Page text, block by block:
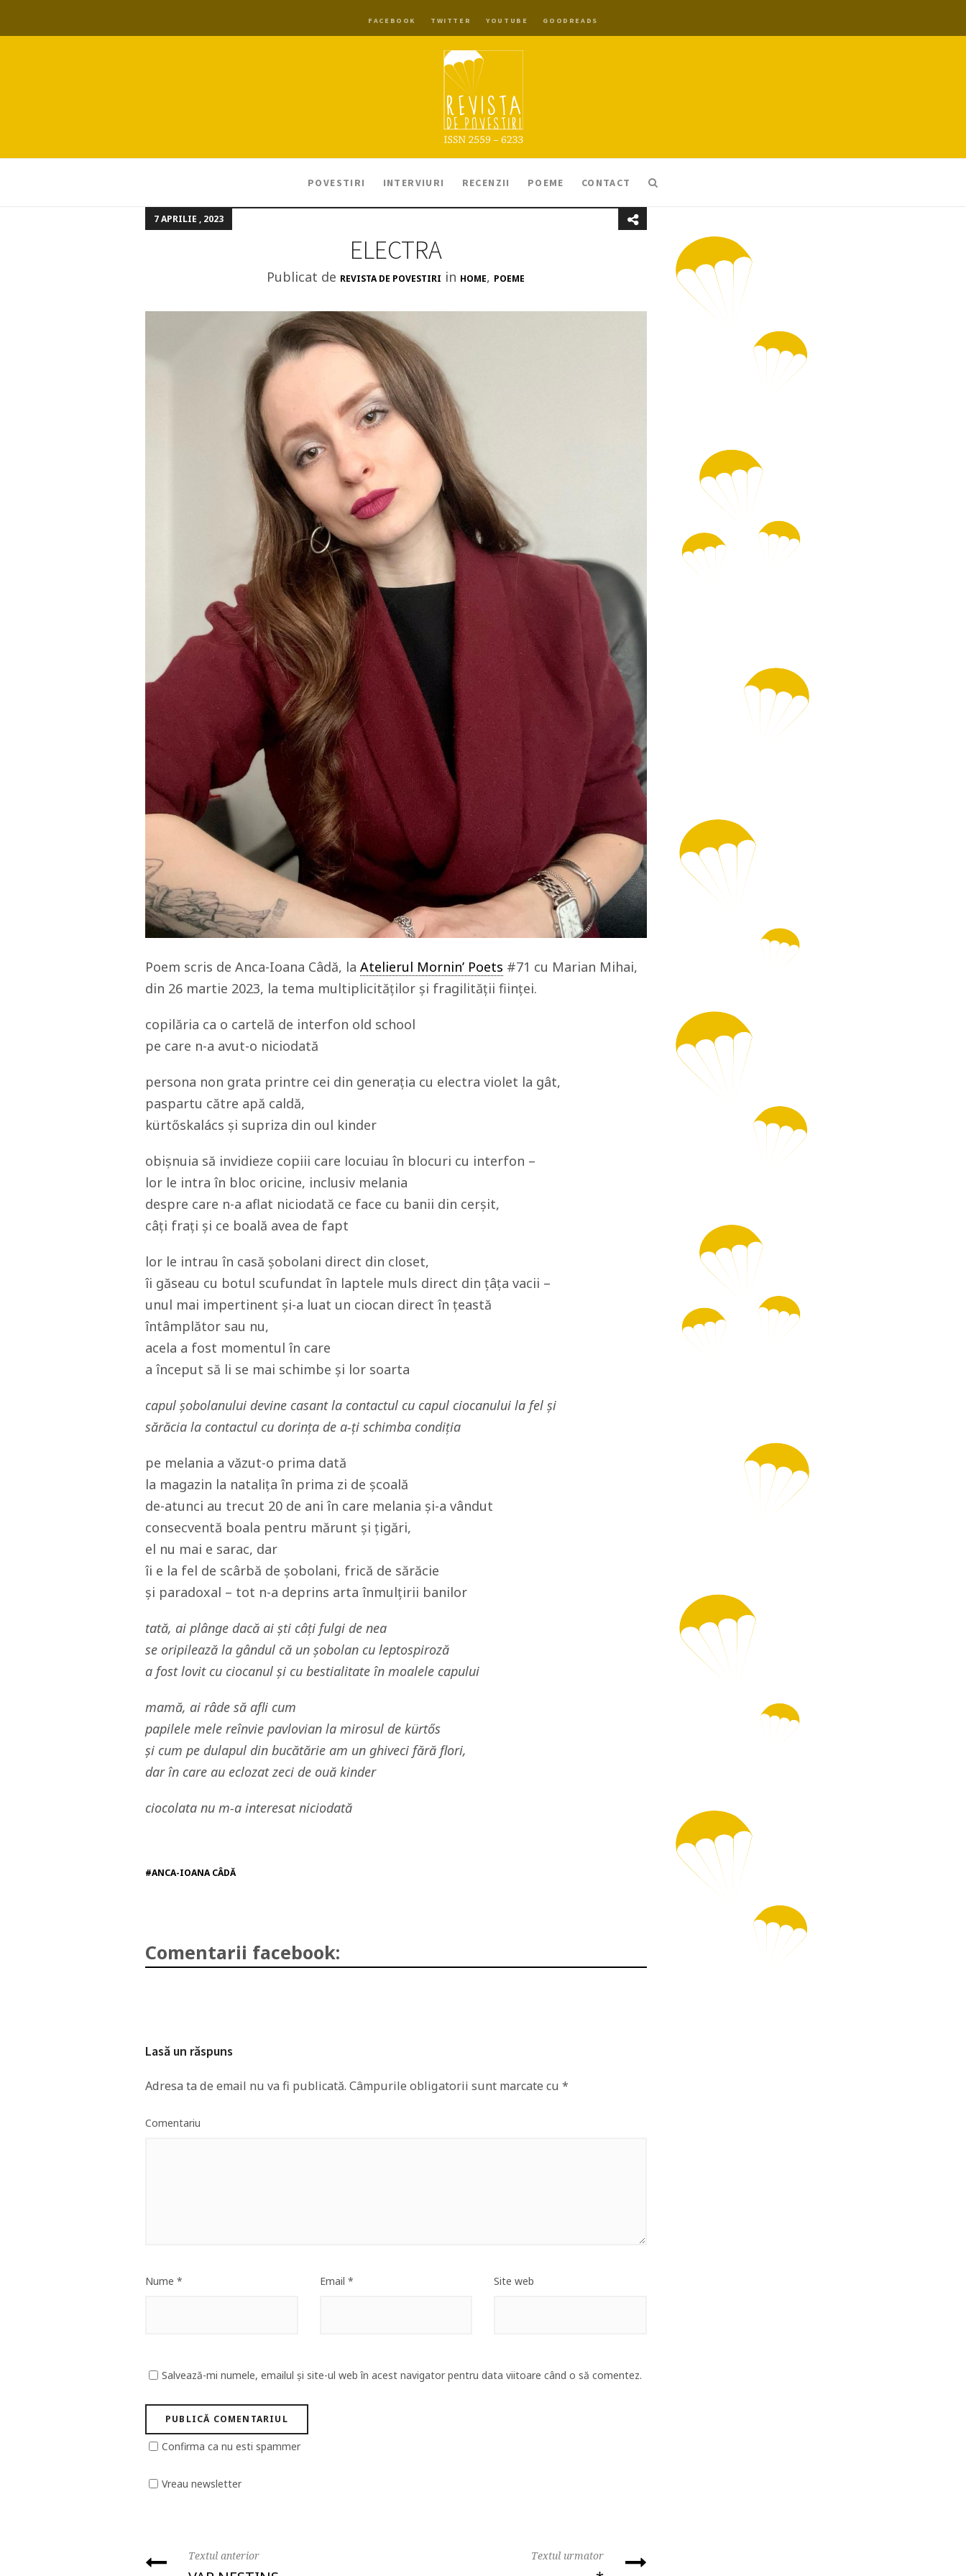
FACEBOOK TWITTER YOUTUBE GOODREADS
POVESTIRI INTERVIURI RECENZII POEME CONTACT
7 APRILIE , 2023
ELECTRA
Publicat de REVISTA DE POVESTIRI in HOME, POEME
Poem scris de Anca-Ioana Câdă, la Atelierul Mornin’ Poets #71 cu Marian Mihai,
din 26 martie 2023, la tema multiplicităților și fragilității ființei.
copilăria ca o cartelă de interfon old school
pe care n-a avut-o niciodată
persona non grata printre cei din generația cu electra violet la gât,
paspartu către apă caldă,
kürtőskalács și supriza din oul kinder
obișnuia să invidieze copiii care locuiau în blocuri cu interfon –
lor le intra în bloc oricine, inclusiv melania
despre care n-a aflat niciodată ce face cu banii din cerșit,
câți frați și ce boală avea de fapt
lor le intrau în casă șobolani direct din closet,
îi găseau cu botul scufundat în laptele muls direct din țâța vacii –
unul mai impertinent și-a luat un ciocan direct în țeastă
întâmplător sau nu,
acela a fost momentul în care
a început să li se mai schimbe și lor soarta
capul șobolanului devine casant la contactul cu capul ciocanului la fel și
sărăcia la contactul cu dorința de a-ți schimba condiția
pe melania a văzut-o prima dată
la magazin la natalița în prima zi de școală
de-atunci au trecut 20 de ani în care melania și-a vândut
consecventă boala pentru mărunt și țigări,
el nu mai e sarac, dar
îi e la fel de scârbă de șobolani, frică de sărăcie
și paradoxal – tot n-a deprins arta înmulțirii banilor
tată, ai plânge dacă ai ști câți fulgi de nea
se oripilează la gândul că un șobolan cu leptospiroză
a fost lovit cu ciocanul și cu bestialitate în moalele capului
mamă, ai râde să afli cum
papilele mele reînvie pavlovian la mirosul de kürtős
și cum pe dulapul din bucătărie am un ghiveci fără flori,
dar în care au eclozat zeci de ouă kinder
ciocolata nu m-a interesat niciodată
#ANCA-IOANA CÂDĂ
Comentarii facebook:
Lasă un răspuns
Adresa ta de email nu va fi publicată. Câmpurile obligatorii sunt marcate cu *
Comentariu
Nume * Email * Site web
Salvează-mi numele, emailul și site-ul web în acest navigator pentru data viitoare când o să comentez.
Confirma ca nu esti spammer
Vreau newsletter
Textul anterior Textul urmator